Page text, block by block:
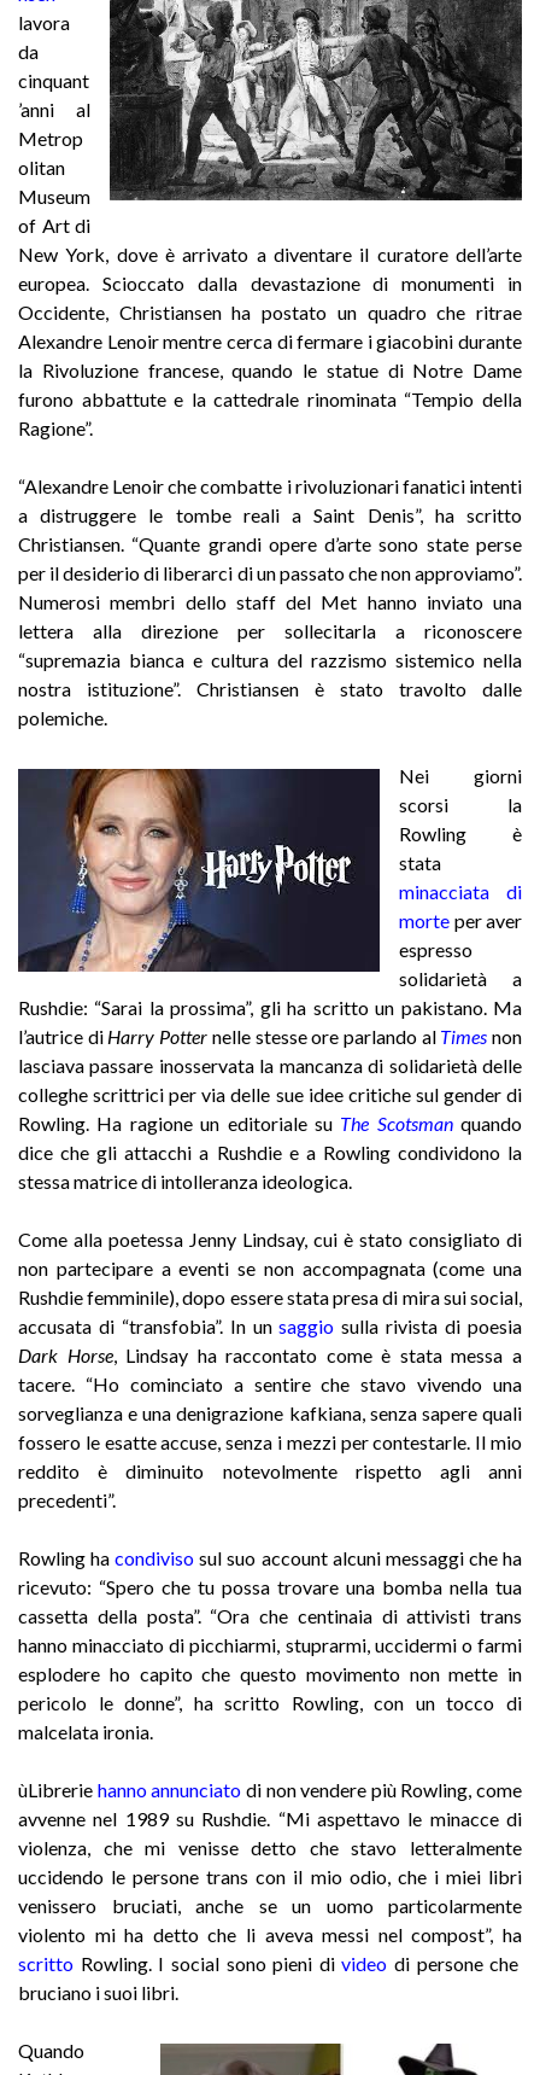
lavora
da
cinquant
’anni al
Metrop
olitan
Museum
of Art di
New York, dove è arrivato a diventare il curatore dell’arte
europea. Scioccato dalla devastazione di monumenti in
Occidente, Christiansen ha postato un quadro che ritrae
Alexandre Lenoir mentre cerca di fermare i giacobini durante
la Rivoluzione francese, quando le statue di Notre Dame
furono abbattute e la cattedrale rinominata “Tempio della
Ragione”.
“Alexandre Lenoir che combatte i rivoluzionari fanatici intenti
a distruggere le tombe reali a Saint Denis”, ha scritto
Christiansen. “Quante grandi opere d’arte sono state perse
per il desiderio di liberarci di un passato che non approviamo”.
Numerosi membri dello staff del Met hanno inviato una
lettera alla direzione per sollecitarla a riconoscere
“supremazia bianca e cultura del razzismo sistemico nella
nostra istituzione”. Christiansen è stato travolto dalle
polemiche.
Nei giorni
scorsi la
Rowling è
stata
minacciata di
morte per aver
espresso
solidarietà a
Rushdie: “Sarai la prossima”, gli ha scritto un pakistano. Ma
l’autrice di Harry Potter nelle stesse ore parlando al Times non
lasciava passare inosservata la mancanza di solidarietà delle
colleghe scrittrici per via delle sue idee critiche sul gender di
Rowling. Ha ragione un editoriale su The Scotsman quando
dice che gli attacchi a Rushdie e a Rowling condividono la
stessa matrice di intolleranza ideologica.
Come alla poetessa Jenny Lindsay, cui è stato consigliato di
non partecipare a eventi se non accompagnata (come una
Rushdie femminile), dopo essere stata presa di mira sui social,
accusata di “transfobia”. In un saggio sulla rivista di poesia
Dark Horse, Lindsay ha raccontato come è stata messa a
tacere. “Ho cominciato a sentire che stavo vivendo una
sorveglianza e una denigrazione kafkiana, senza sapere quali
fossero le esatte accuse, senza i mezzi per contestarle. Il mio
reddito è diminuito notevolmente rispetto agli anni
precedenti”.
Rowling ha condiviso sul suo account alcuni messaggi che ha
ricevuto: “Spero che tu possa trovare una bomba nella tua
cassetta della posta”. “Ora che centinaia di attivisti trans
hanno minacciato di picchiarmi, stuprarmi, uccidermi o farmi
esplodere ho capito che questo movimento non mette in
pericolo le donne”, ha scritto Rowling, con un tocco di
malcelata ironia.
ùLibrerie hanno annunciato di non vendere più Rowling, come
avvenne nel 1989 su Rushdie. “Mi aspettavo le minacce di
violenza, che mi venisse detto che stavo letteralmente
uccidendo le persone trans con il mio odio, che i miei libri
venissero bruciati, anche se un uomo particolarmente
violento mi ha detto che li aveva messi nel compost”, ha
scritto Rowling. I social sono pieni di video di persone che
bruciano i suoi libri.
Quando